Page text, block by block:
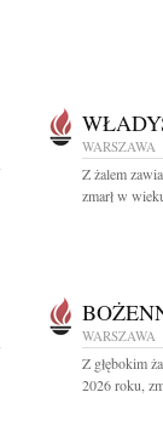
WARSZAWA
Z żalem
zmarł w
WARSZAWA
Z głębokim
2026 roku,